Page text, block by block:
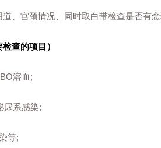
宫颈情况、同时取白带检查是否有念
查的项目）
溶血;
系感染;
等;